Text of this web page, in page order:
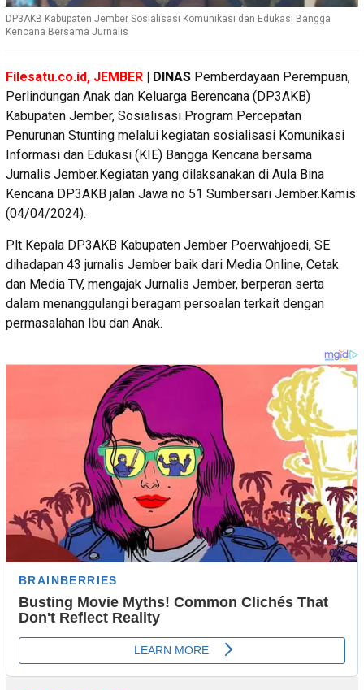
DP3AKB Kabupaten Jember Sosialisasi Komunikasi dan Edukasi Bangga
Kencana Bersama Jurnalis
Filesatu.co.id, JEMBER | DINAS Pemberdayaan Perempuan,
Perlindungan Anak dan Keluarga Berencana (DP3AKB)
Kabupaten Jember, Sosialisasi Program Percepatan
Penurunan Stunting melalui kegiatan sosialisasi Komunikasi
Informasi dan Edukasi (KIE) Bangga Kencana bersama
Jurnalis Jember.Kegiatan yang dilaksanakan di Aula Bina
Kencana DP3AKB jalan Jawa no 51 Sumbersari Jember.Kamis
(04/04/2024).
Plt Kepala DP3AKB Kabupaten Jember Poerwahjoedi, SE
dihadapan 43 jurnalis Jember baik dari Media Online, Cetak
dan Media TV, mengajak Jurnalis Jember, berperan serta
dalam menanggulangi beragam persoalan terkait dengan
permasalahan Ibu dan Anak.